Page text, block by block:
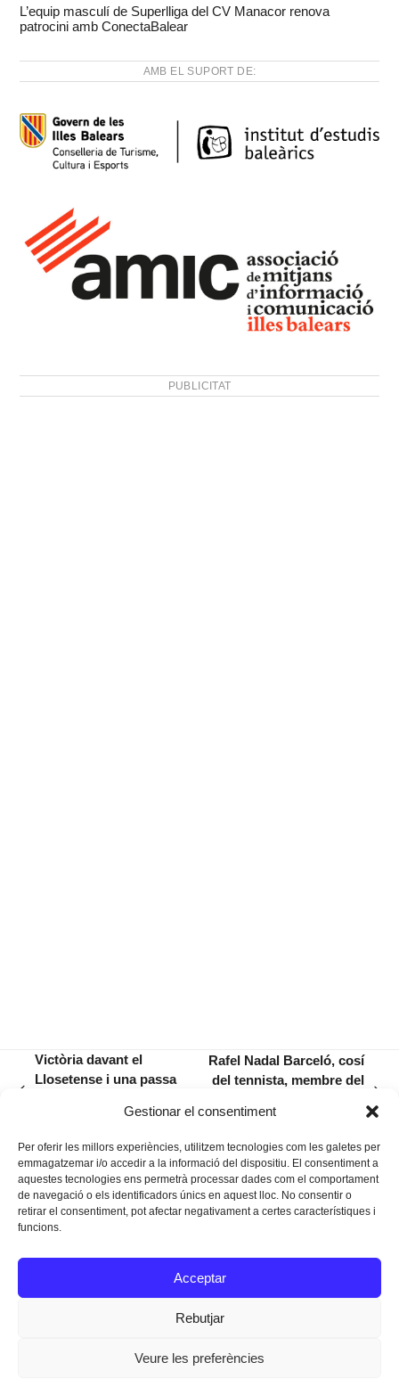
Gestionar el consentiment
Per oferir les millors experiències, utilitzem tecnologies com les galetes per
emmagatzemar i/o accedir a la informació del dispositiu. El consentiment a
aquestes tecnologies ens permetrà processar dades com el comportament
de navegació o els identificadors únics en aquest lloc. No consentir o
retirar el consentiment, pot afectar negativament a certes característiques i
funcions.
Acceptar
Rebutjar
Veure les preferències
L’equip masculí de Superlliga del CV Manacor renova
patrocini amb ConectaBalear
AMB EL SUPORT DE:
PUBLICITAT
Victòria davant el
Llosetense i una passa
post:
Rafel Nadal Barceló, cosí
del tennista, membre del
Instagram
Facebook
Twitter
Texts Legals